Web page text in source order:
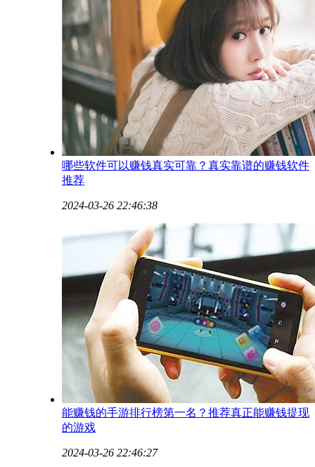
哪些软件可以赚钱真实可靠？真实靠谱的赚钱软件
推荐
2024-03-26 22:46:38
能赚钱的手游排行榜第一名？推荐真正能赚钱提现
的游戏
2024-03-26 22:46:27